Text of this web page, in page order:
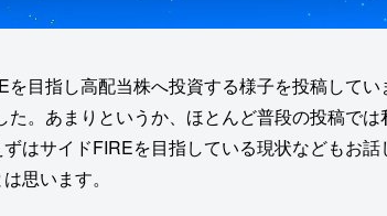
を目指し高配当株へ投資する様子を投稿して
た。あまりというか、ほとんど普段の投稿で
はサイドFIREを目指している現状などもお
思います。